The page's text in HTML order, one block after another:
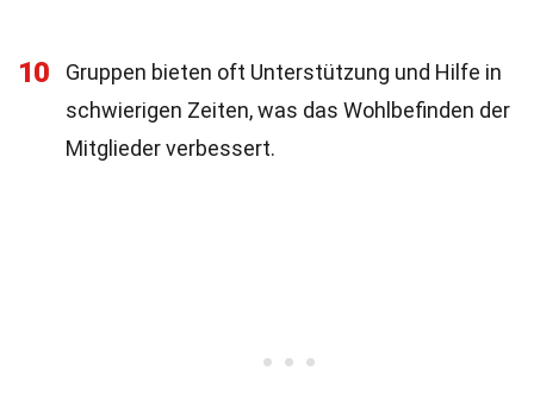
10
Gruppen bieten oft Unterstützung und Hilfe in
schwierigen Zeiten, was das Wohlbefinden der
Mitglieder verbessert.